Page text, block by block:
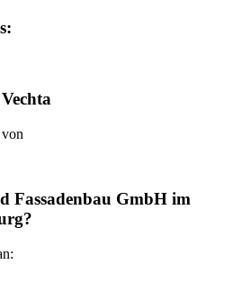
Fassadenbau GmbH im